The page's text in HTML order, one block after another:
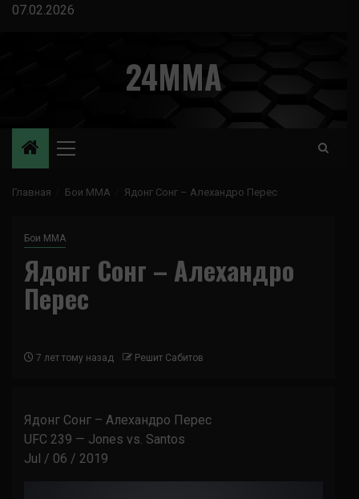
Перейти
07.02.2026
24MMA
Основное
Главная Бои ММА Ядонг Сонг – Алехандро Перес
Бои ММА
Ядонг Сонг – Алехандро
Перес
7 лет тому назад Решит Сабитов
Ядонг Сонг – Алехандро Перес
UFC 239 — Jones vs. Santos
Jul / 06 / 2019